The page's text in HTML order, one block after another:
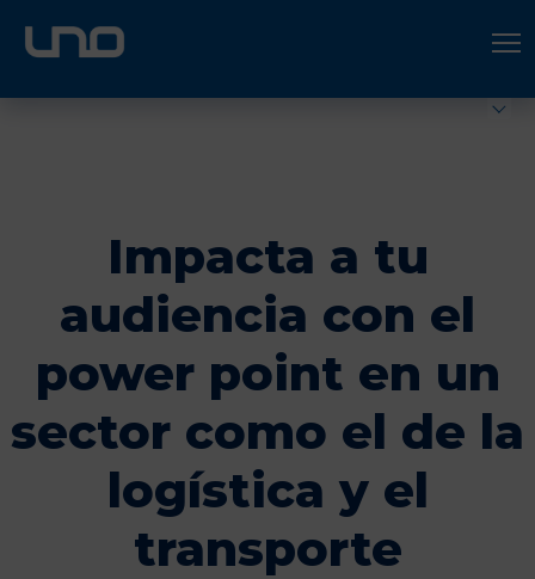
ÚNETE A UNO LOGÍSTICA
Impacta a tu
audiencia con el
power point en un
sector como el de la
logística y el
transporte